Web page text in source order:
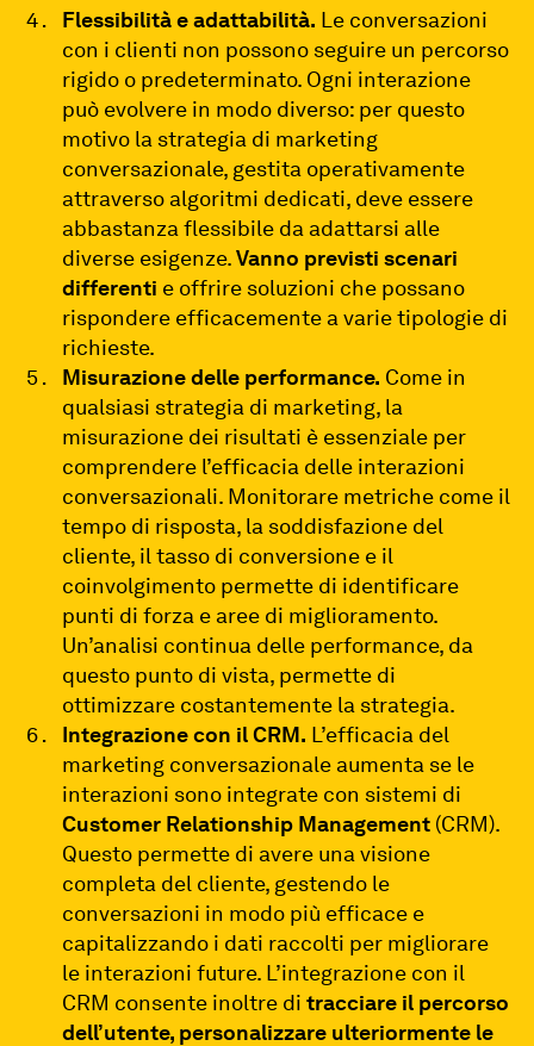
Flessibilità e adattabilità. Le conversazioni
con i clienti non possono seguire un percorso
rigido o predeterminato. Ogni interazione
può evolvere in modo diverso: per questo
motivo la strategia di marketing
conversazionale, gestita operativamente
attraverso algoritmi dedicati, deve essere
abbastanza flessibile da adattarsi alle
diverse esigenze.Vanno previsti scenari
differenti e offrire soluzioni che possano
rispondere efficacemente a varie tipologie di
richieste.
Misurazione delle performance. Come in
qualsiasi strategia di marketing, la
misurazione dei risultati è essenziale per
comprendere l’efficacia delle interazioni
conversazionali. Monitorare metriche come il
tempo di risposta, la soddisfazione del
cliente, il tasso di conversione e il
coinvolgimento permette di identificare
punti di forza e aree di miglioramento.
Un’analisi continua delle performance, da
questo punto di vista, permette di
ottimizzare costantemente la strategia.
Integrazione con il CRM. L’efficacia del
marketing conversazionale aumenta se le
interazioni sono integrate con sistemi di
Customer Relationship Management (CRM).
Questo permette di avere una visione
completa del cliente, gestendo le
conversazioni in modo più efficace e
capitalizzando i dati raccolti per migliorare
le interazioni future. L’integrazione con il
CRM consente inoltre di tracciare il percorso
dell’utente, personalizzare ulteriormente le